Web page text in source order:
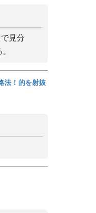
見分
法！的を射抜